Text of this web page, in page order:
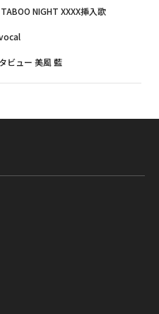
NIGHT XXXX挿入歌
ビュー 美風 藍